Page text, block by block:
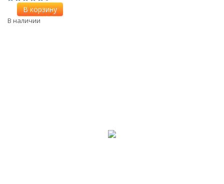
В корзину
В наличии